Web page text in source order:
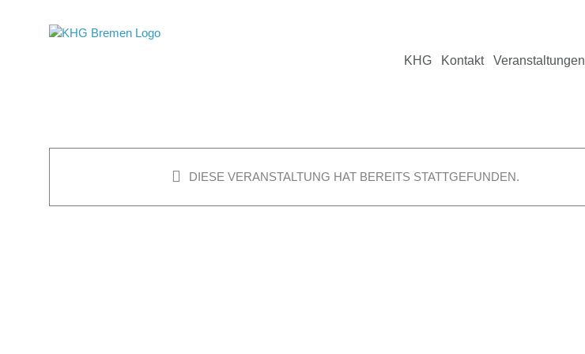
KHG
Kontakt Veranstaltungen
DIESE VERANSTALTUNG HAT BEREITS STATTGEFUNDEN.